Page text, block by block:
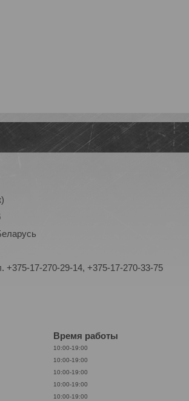
+375-17-270-29-14, +375-17-270-33-75
Время работы
10:00-19:00
10:00-19:00
10:00-19:00
10:00-19:00
10:00-19:00